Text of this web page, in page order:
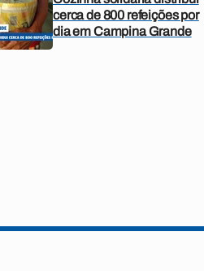
cerca de 800 refeições por
dia em Campina Grande